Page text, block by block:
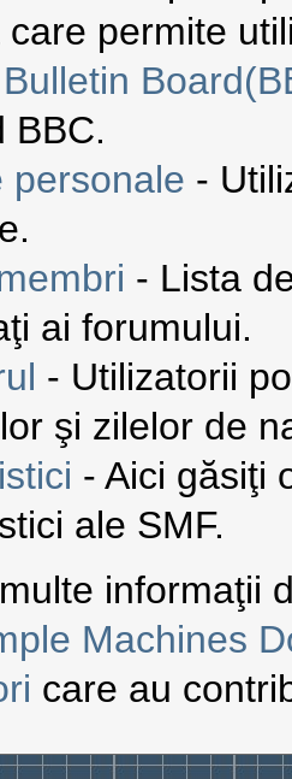
care permite
BBC.
personale -
- Lista
ai forumului.
- Utilizatorii
şi zilelor de
- Aici găsiţi
ale SMF.
informaţii
Machines
care au